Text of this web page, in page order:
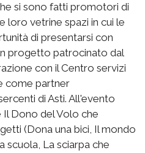
si sono fatti promotori di
loro vetrine spazi in cui le
di presentarsi con
progetto patrocinato dal
con il Centro servizi
come partner
di Asti. All'evento
Il Dono del Volo che
(Dona una bici, Il mondo
scuola, La sciarpa che